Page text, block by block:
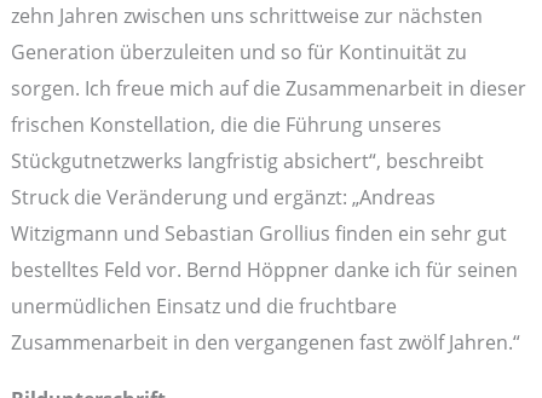
zehn Jahren zwischen uns schrittweise zur nächsten
Generation überzuleiten und so für Kontinuität zu
sorgen. Ich freue mich auf die Zusammenarbeit in dieser
frischen Konstellation, die die Führung unseres
Stückgutnetzwerks langfristig absichert“, beschreibt
Struck die Veränderung und ergänzt: „Andreas
Witzigmann und Sebastian Grollius finden ein sehr gut
bestelltes Feld vor. Bernd Höppner danke ich für seinen
unermüdlichen Einsatz und die fruchtbare
Zusammenarbeit in den vergangenen fast zwölf Jahren.“